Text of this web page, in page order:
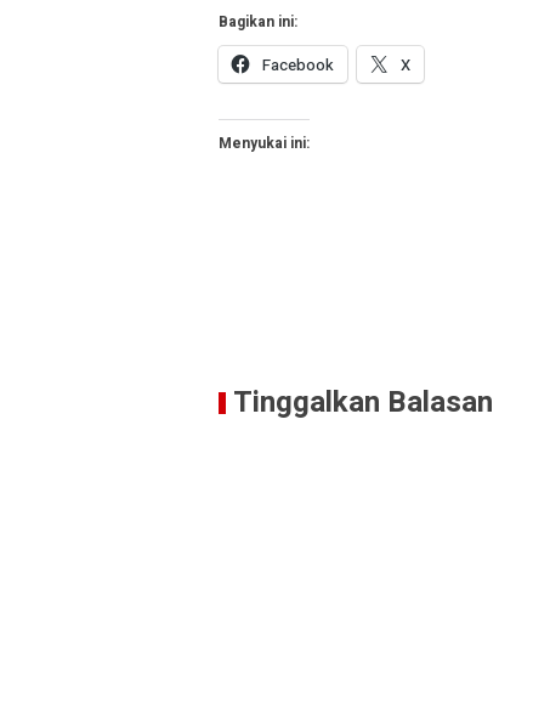
Bagikan ini:
Facebook X
Menyukai ini:
Tinggalkan Balasan